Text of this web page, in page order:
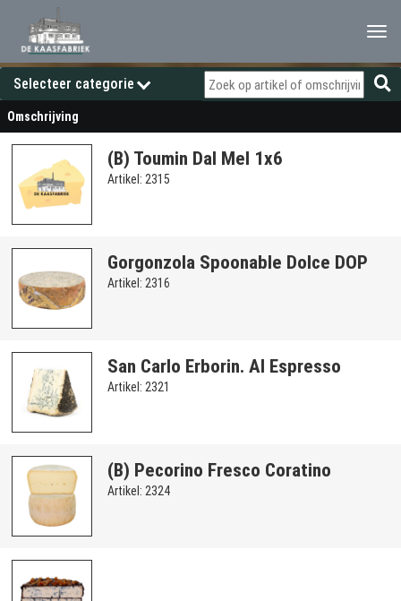
Selecteer categorie
Assortiment
Omschrijving
(B) Toumin Dal Mel 1x6
Artikel: 2315
Gorgonzola Spoonable Dolce DOP
Artikel: 2316
San Carlo Erborin. Al Espresso
Artikel: 2321
(B) Pecorino Fresco Coratino
Artikel: 2324